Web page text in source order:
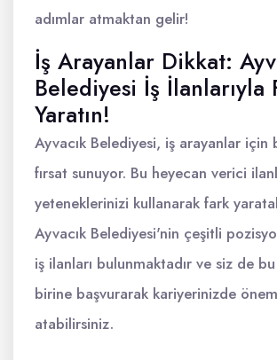
adımlar atmaktan gelir!
İş Arayanlar Dikkat:
Belediyesi İş İlanlarıyla
Yaratın!
Ayvacık Belediyesi, iş arayanlar için
fırsat sunuyor. Bu heyecan verici
yeteneklerinizi kullanarak fark
Ayvacık Belediyesi'nin çeşitli
iş ilanları bulunmaktadır ve siz de
birine başvurarak kariyerinizde
atabilirsiniz.